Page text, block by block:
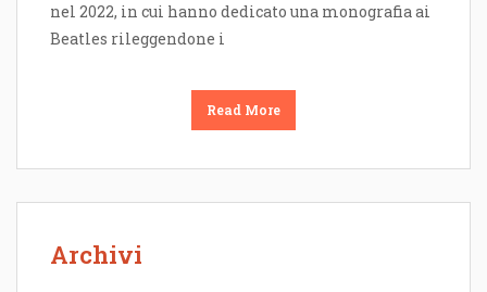
nel 2022, in cui hanno dedicato una monografia ai
Beatles rileggendone i
Read More
Archivi